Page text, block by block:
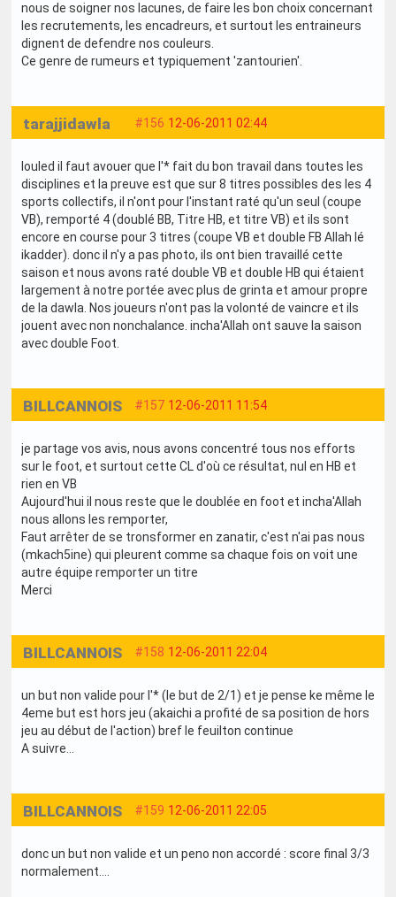
nous de soigner nos lacunes, de faire les bon choix concernant
les recrutements, les encadreurs, et surtout les entraineurs
dignent de defendre nos couleurs.
Ce genre de rumeurs et typiquement 'zantourien'.
#156 12-06-2011 02:44
tarajjidawla
louled il faut avouer que l'* fait du bon travail dans toutes les
disciplines et la preuve est que sur 8 titres possibles des les 4
sports collectifs, il n'ont pour l'instant raté qu'un seul (coupe
VB), remporté 4 (doublé BB, Titre HB, et titre VB) et ils sont
encore en course pour 3 titres (coupe VB et double FB Allah lé
ikadder). donc il n'y a pas photo, ils ont bien travaillé cette
saison et nous avons raté double VB et double HB qui étaient
largement à notre portée avec plus de grinta et amour propre
de la dawla. Nos joueurs n'ont pas la volonté de vaincre et ils
jouent avec non nonchalance. incha'Allah ont sauve la saison
avec double Foot.
#157 12-06-2011 11:54
BILLCANNOIS
je partage vos avis, nous avons concentré tous nos efforts
sur le foot, et surtout cette CL d'où ce résultat, nul en HB et
rien en VB
Aujourd'hui il nous reste que le doublée en foot et incha'Allah
nous allons les remporter,
Faut arrêter de se tronsformer en zanatir, c'est n'ai pas nous
(mkach5ine) qui pleurent comme sa chaque fois on voit une
autre équipe remporter un titre
Merci
#158 12-06-2011 22:04
BILLCANNOIS
un but non valide pour l'* (le but de 2/1) et je pense ke même le
4eme but est hors jeu (akaichi a profité de sa position de hors
jeu au début de l'action) bref le feuilton continue
A suivre...
#159 12-06-2011 22:05
BILLCANNOIS
donc un but non valide et un peno non accordé : score final 3/3
normalement....